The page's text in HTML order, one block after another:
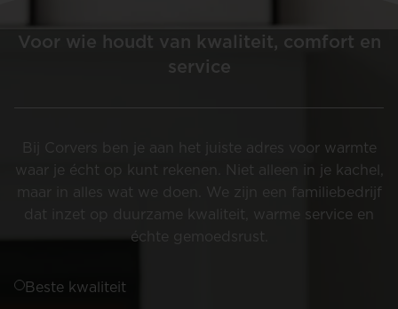
Voor wie houdt van kwaliteit, comfort en
service
Bij Corvers ben je aan het juiste adres voor warmte
waar je écht op kunt rekenen. Niet alleen in je kachel,
maar in alles wat we doen. We zijn een familiebedrijf
dat inzet op duurzame kwaliteit, warme service en
échte gemoedsrust.
Beste kwaliteit